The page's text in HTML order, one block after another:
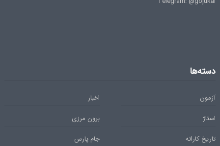
دسته‌ها
آزمون
اخبار
استاژ
برون مرزی
تاریخ کاراته
جام پارس